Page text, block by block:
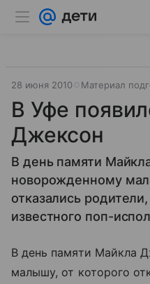
28 июня 2010 Материал
В Уфе
Джексон
В день памяти
новорожденному
отказались
известного поп-
В день памяти Майкла
малышу, от которого